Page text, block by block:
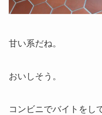
甘い系だね。
おいしそう。
コンビニでバイトをし